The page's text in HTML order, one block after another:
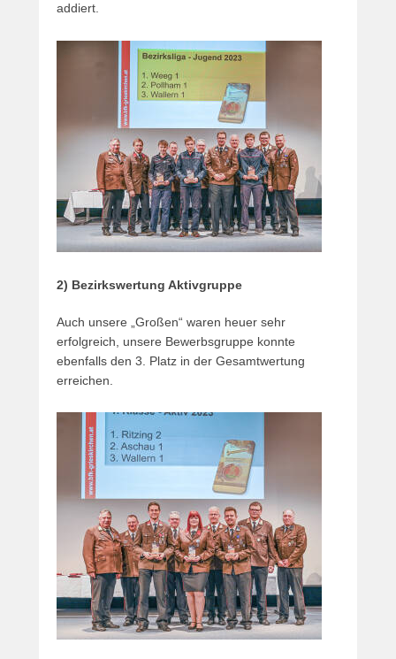
addiert.
2) Bezirkswertung Aktivgruppe
Auch unsere „Großen“ waren heuer sehr
erfolgreich, unsere Bewerbsgruppe konnte
ebenfalls den 3. Platz in der Gesamtwertung
erreichen.